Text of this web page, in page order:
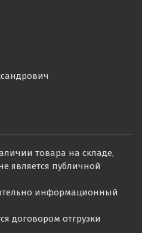
товара на складе,
является публичной
информационный
договором отгрузки